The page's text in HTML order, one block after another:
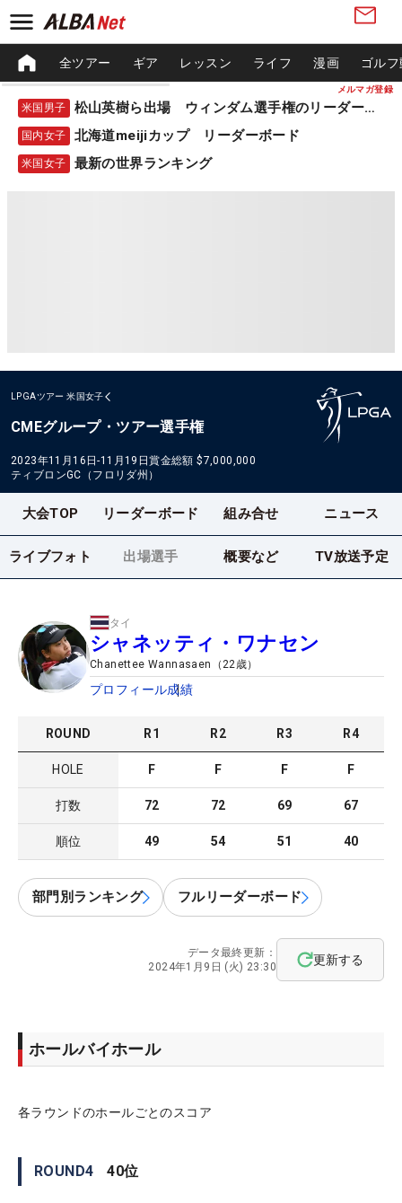
メルマガ登録
全ツアー ギア レッスン ライフ 漫画 ゴル
米国男子 松山英樹ら出場 ウィンダム選手権のリーダーボード
国内女子 北海道meijiカップ リーダーボード
米国女子 最新の世界ランキング
LPGAツアー 米国女子
CMEグループ・ツアー選手権
2023年11月16日-11月19日賞金総額 $7,000,000
ティブロンGC（フロリダ州）
大会TOP リーダーボード 組み合せ ニュース
ライブフォト 出場選手 概要など TV放送予定
タイ
シャネッティ・ワナセン
Chanettee Wannasaen （22歳）
プロフィール成績
ROUND R1 R2 R3 R4
HOLE F F F F
打数 72 72 69 67
順位 49 54 51 40
部門別ランキング フルリーダーボード
データ最終更新：
2024年1月9日 (火) 23:30
更新する
ホールバイホール
各ラウンドのホールごとのスコア
ROUND4 40位